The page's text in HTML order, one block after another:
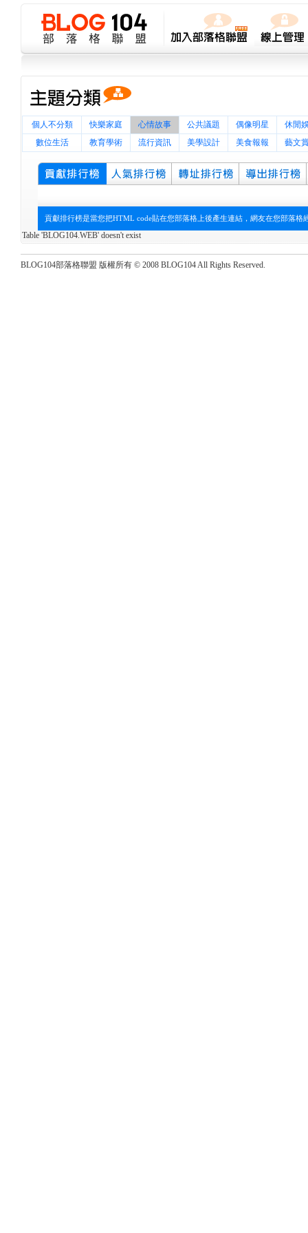
個人不分類 快樂家庭 心情故事 公共議題 偶像明星
休閒
數位生活
教育學術 流行資訊 美學設計 美食報報 藝文
貢獻排行榜是當您把HTML code貼在您部落格上後產生連結，網友在您部落
Table 'BLOG104.WEB' doesn't exist
BLOG104部落格聯盟 版權所有 © 2008 BLOG104 All Rights Reserved.